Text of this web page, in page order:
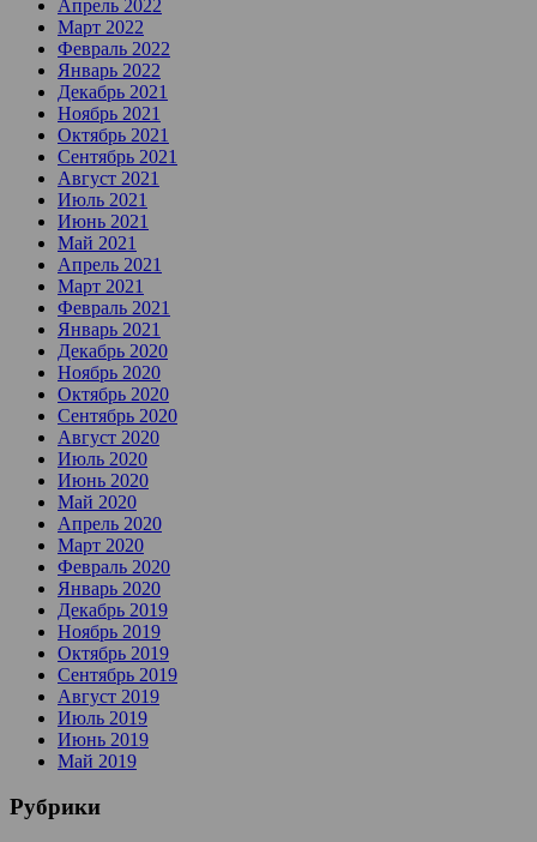
Апрель 2022
Март 2022
Февраль 2022
Январь 2022
Декабрь 2021
Ноябрь 2021
Октябрь 2021
Сентябрь 2021
Август 2021
Июль 2021
Июнь 2021
Май 2021
Апрель 2021
Март 2021
Февраль 2021
Январь 2021
Декабрь 2020
Ноябрь 2020
Октябрь 2020
Сентябрь 2020
Август 2020
Июль 2020
Июнь 2020
Май 2020
Апрель 2020
Март 2020
Февраль 2020
Январь 2020
Декабрь 2019
Ноябрь 2019
Октябрь 2019
Сентябрь 2019
Август 2019
Июль 2019
Июнь 2019
Май 2019
Рубрики